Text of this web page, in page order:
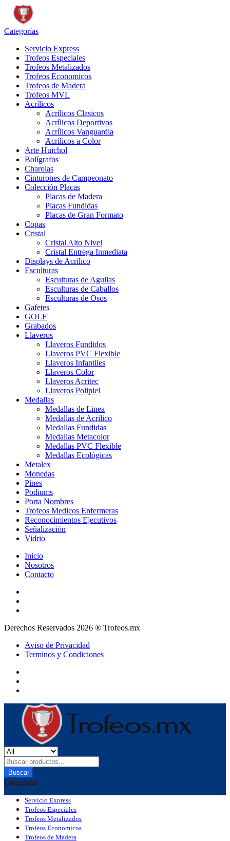
Categorías
Servicio Express
Trofeos Especiales
Trofeos Metalizados
Trofeos Economicos
Trofeos de Madera
Trofeos MVL
Acrílicos
Acrílicos Clasicos
Acrílicos Deportivos
Acrílicos Vanguardia
Acrílicos a Color
Arte Huichol
Bolígrafos
Charolas
Cinturones de Campeonato
Colección Placas
Placas de Madera
Placas Fundidas
Placas de Gran Formato
Copas
Cristal
Cristal Alto Nivel
Cristal Entrega Inmediata
Displays de Acrílico
Esculturas
Esculturas de Aguilas
Esculturas de Caballos
Esculturas de Osos
Gafetes
GOLF
Grabados
Llaveros
Llaveros Fundidos
Llaveros PVC Flexible
Llaveros Infantiles
Llaveros Color
Llaveros Acritec
Llaveros Polipiel
Medallas
Medallas de Linea
Medallas de Acrilico
Medallas Fundidas
Medallas Metacolor
Medallas PVC Flexible
Medallas Ecológicas
Metalex
Monedas
Pines
Podiums
Porta Nombres
Trofeos Medicos Enfermeras
Reconocimientos Ejecutivos
Señalización
Vidrio
Inicio
Nosotros
Contacto
Derechos Reservados 2026 ® Trofeos.mx
Aviso de Privacidad
Terminos y Condiciones
Buscar
Categorías
Servicio Express
Trofeos Especiales
Trofeos Metalizados
Trofeos Economicos
Trofeos de Madera